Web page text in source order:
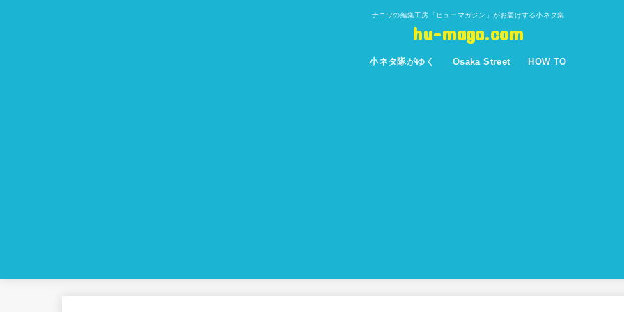
ナニワの編集工房「ヒューマガジン」がお届けする小ネタ集
hu-maga.com
小ネタ隊がゆく Osaka Street HOW TO